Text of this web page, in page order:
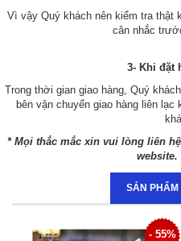
Vì vậy Quý khách nên kiểm tra thật
cân nhắc
3- Khi đặt
Trong thời gian giao hàng, Quý
bên vận chuyển giao hàng liên
* Mọi thắc mắc xin vui lòng liên
website.
SẢN PHẨM
- 55%